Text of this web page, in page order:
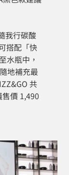
我行碳酸
搭配「快
水瓶中，
地補充最
共
價 1,490